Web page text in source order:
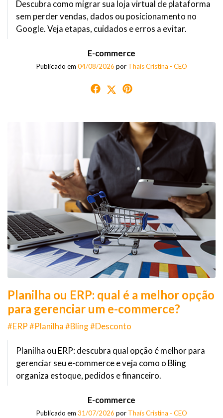
Descubra como migrar sua loja virtual de plataforma
sem perder vendas, dados ou posicionamento no
Google. Veja etapas, cuidados e erros a evitar.
E-commerce
Publicado em 04/08/2026 por Thaís Cristina - CEO
Planilha ou ERP: qual é a melhor opção
para gerenciar um e-commerce?
#ERP #Planilha #Bling #Desconto
Planilha ou ERP: descubra qual opção é melhor para
gerenciar seu e-commerce e veja como o Bling
organiza estoque, pedidos e financeiro.
E-commerce
Publicado em 31/07/2026 por Thaís Cristina - CEO